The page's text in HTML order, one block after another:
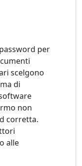
per
scelgono
di
non
corretta.
alle